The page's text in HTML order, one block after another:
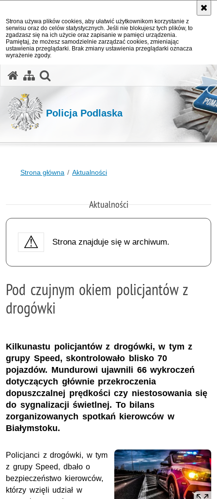
Strona używa plików cookies, aby ułatwić użytkownikom korzystanie z
serwisu oraz do celów statystycznych. Jeśli nie blokujesz tych plików, to
zgadzasz się na ich użycie oraz zapisanie w pamięci urządzenia.
Pamiętaj, że możesz samodzielnie zarządzać cookies, zmieniając
ustawienia przeglądarki. Brak zmiany ustawienia przeglądarki oznacza
wyrażenie zgody.
Policja Podlaska
Strona główna Aktualności
Aktualności
Strona znajduje się w archiwum.
Pod czujnym okiem policjantów z
drogówki
Kilkunastu policjantów z drogówki, w tym z
grupy Speed, skontrolowało blisko 70
pojazdów. Mundurowi ujawnili 66 wykroczeń
dotyczących głównie przekroczenia
dopuszczalnej prędkości czy niestosowania się
do sygnalizacji świetlnej. To bilans
zorganizowanych spotkań kierowców w
Białymstoku.
Policjanci z drogówki, w tym
z grupy Speed, dbało o
bezpieczeństwo kierowców,
którzy wzięli udział w